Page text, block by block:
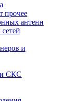
прочее
антенн
и
и СКС